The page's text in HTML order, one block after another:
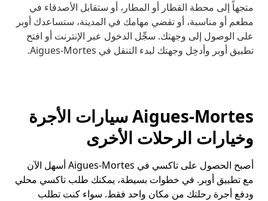
متجهاً إلى محطة القطار أو المطار، أو ستقابل الأصدقاء في
مطعم أو مناسبة، أو تقضي مهامك في المدينة، ستساعدك أوبر
على الوصول إلى وجهتك. سجِّل الدخول عبر الإنترنت أو افتح
تطبيق أوبر وأدخِل وجهتك لبدء التنقل في Aigues-Mortes.
Aigues-Mortes سيارات الأجرة
وخيارات الرحلات الأخرى
أصبح الحصول على تاكسي في Aigues-Mortes أسهل الآن
مع تطبيق أوبر. في خطوات بسيطة، يمكنك طلب تاكسي محلي
ودفع أجرة رحلتك من مكان واحد فقط. سواء كنت تطلب